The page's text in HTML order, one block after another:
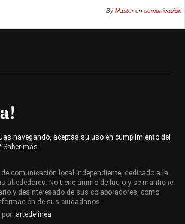
ByMaster en comunicación
navegando, aceptas su uso en cumplimiento del
Saber más
comunicación local independiente, dedicado a la
alrededores. No tiene ánimo de lucro y se mantiene
y desinteresado de sus colaboradores, como
de sus ciudadanos.
artedelínea